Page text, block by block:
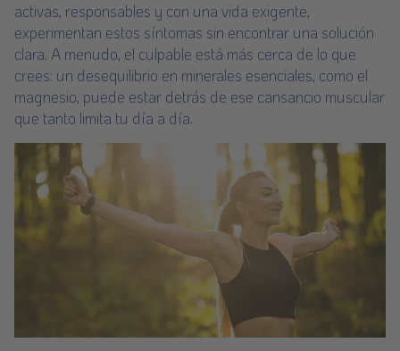
activas, responsables y con una vida exigente,
experimentan estos síntomas sin encontrar una solución
clara. A menudo, el culpable está más cerca de lo que
crees: un desequilibrio en minerales esenciales, como el
magnesio, puede estar detrás de ese cansancio muscular
que tanto limita tu día a día.